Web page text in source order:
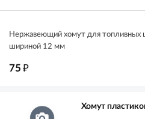
Нержавеющий хомут для
шириной 12 мм
75₽
Хомут